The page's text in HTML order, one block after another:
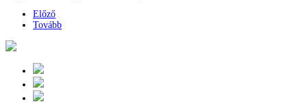
Előző
Tovább